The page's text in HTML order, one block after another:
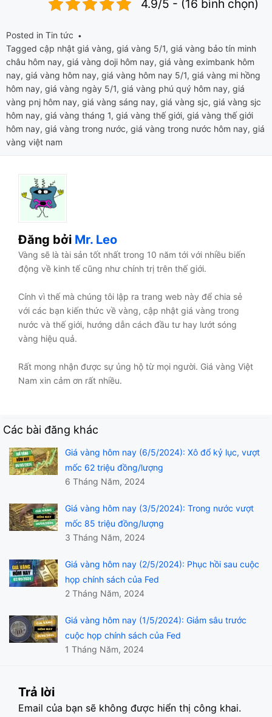
4.9/5 - (16 bình chọn)
Posted in Tin tức
Tagged cập nhật giá vàng, giá vàng 5/1, giá vàng bảo tín minh
châu hôm nay, giá vàng doji hôm nay, giá vàng eximbank hôm
nay, giá vàng hôm nay, giá vàng hôm nay 5/1, giá vàng mi hồng
hôm nay, giá vàng ngày 5/1, giá vàng phú quý hôm nay, giá
vàng pnj hôm nay, giá vàng sáng nay, giá vàng sjc, giá vàng sjc
hôm nay, giá vàng tháng 1, giá vàng thế giới, giá vàng thế giới
hôm nay, giá vàng trong nước, giá vàng trong nước hôm nay, giá
vàng việt nam
Đăng bởi Mr. Leo
Vàng sẽ là tài sản tốt nhất trong 10 năm tới với nhiều biến
động về kinh tế cũng như chính trị trên thế giới.
Cính vì thế mà chúng tôi lập ra trang web này để chia sẻ
với các bạn kiến thức về vàng, cập nhật giá vàng trong
nước và thế giới, hướng dẫn cách đầu tư hay lướt sóng
vàng hiệu quả.
Rất mong nhận được sự ủng hộ từ mọi người. Giá vàng Việt
Nam xin cảm ơn rất nhiều.
Các bài đăng khác
Giá vàng hôm nay (6/5/2024): Xô đổ kỷ lục, vượt
mốc 62 triệu đồng/lượng
6 Tháng Năm, 2024
Giá vàng hôm nay (3/5/2024): Trong nước vượt
mốc 85 triệu đồng/lượng
3 Tháng Năm, 2024
Giá vàng hôm nay (2/5/2024): Phục hồi sau cuộc
họp chính sách của Fed
2 Tháng Năm, 2024
Giá vàng hôm nay (1/5/2024): Giảm sâu trước
cuộc họp chính sách của Fed
1 Tháng Năm, 2024
Trả lời
Email của bạn sẽ không được hiển thị công khai.